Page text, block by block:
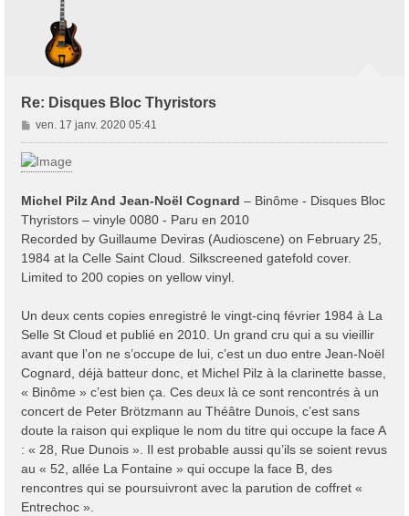
Re: Disques Bloc Thyristors
M
e
s
s
g
e
ven. 17 janv. 2020 05:41
Michel Pilz And Jean-Noël Cognard ‎– Binôme - Disques Bloc
Thyristors ‎– vinyle 0080 - Paru en 2010
Recorded by Guillaume Deviras (Audioscene) on February 25,
1984 at la Celle Saint Cloud. Silkscreened gatefold cover.
Limited to 200 copies on yellow vinyl.
Un deux cents copies enregistré le vingt-cinq février 1984 à La
Selle St Cloud et publié en 2010. Un grand cru qui a su vieillir
avant que l’on ne s’occupe de lui, c’est un duo entre Jean-Noël
Cognard, déjà batteur donc, et Michel Pilz à la clarinette basse,
« Binôme » c’est bien ça. Ces deux là ce sont rencontrés à un
concert de Peter Brötzmann au Théâtre Dunois, c’est sans
doute la raison qui explique le nom du titre qui occupe la face A
: « 28, Rue Dunois ». Il est probable aussi qu’ils se soient revus
au « 52, allée La Fontaine » qui occupe la face B, des
rencontres qui se poursuivront avec la parution de coffret «
Entrechoc ».